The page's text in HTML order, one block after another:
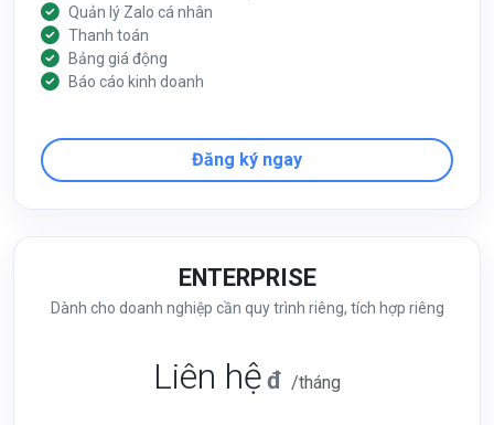
Quản lý Zalo cá nhân
Thanh toán
Bảng giá động
Báo cáo kinh doanh
Đăng ký ngay
ENTERPRISE
Dành cho doanh nghiệp cần quy trình riêng, tích hợp riêng
Liên hệ đ /tháng